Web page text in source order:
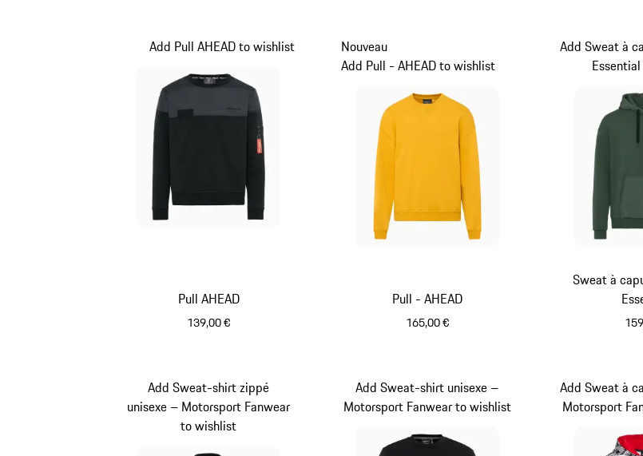
Pull AHEAD
139,00 €
Add Pull AHEAD to wishlist
Pull - AHEAD
165,00 €
Nouveau
Add Pull - AHEAD to wishlist
Sweat à
Add Sweat à
Add Sweat-shirt zippé
unisexe – Motorsport Fanwear
to wishlist
Add Sweat-shirt unisexe –
Motorsport Fanwear to wishlist
Add Sweat à
Motorsport